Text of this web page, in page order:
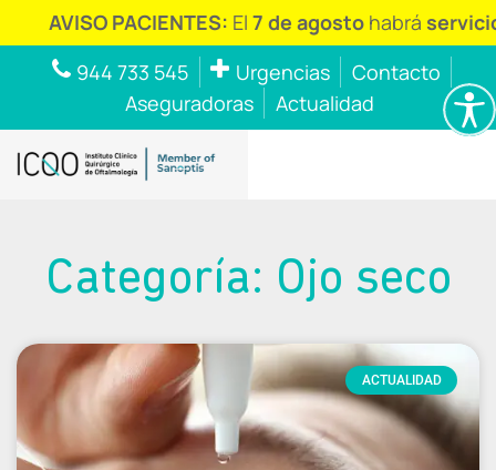
PACIENTES:El7 de agostohabráservicio de
944 733 545
Urgencias
Contacto
Aseguradoras
Actualidad
Categoría: Ojo seco
ACTUALIDAD